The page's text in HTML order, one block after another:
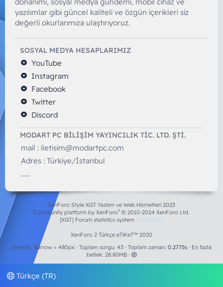
yazılımlar gibi güncel kaliteli ve özgün içerikleri siz
değerli okurlarımıza ulaştırıyoruz.
SOSYAL MEDYA HESAPLARIMIZ
YouTube
Instagram
Facebook
Twitter
Discord
MODART PC BILIŞIM YAYINCILIK TİC. LTD. ŞTİ.
mail : iletisim@modartpc.com
Adres : Türkiye/İstanbul
......
XenForo Style XGT Yazılım ve Web Hizmetleri 2023
Community platform by XenForo® © 2010-2024 XenForo Ltd.
[XGT] Forum statistics system
- XenGenTr
XenForo 2 Türkçe eTiKeT™ 2020
Genişlik
Toplam sorgu 43 Toplam zaman 0.2775s
En fazla
bellek 28.80MB
Türkçe (TR)